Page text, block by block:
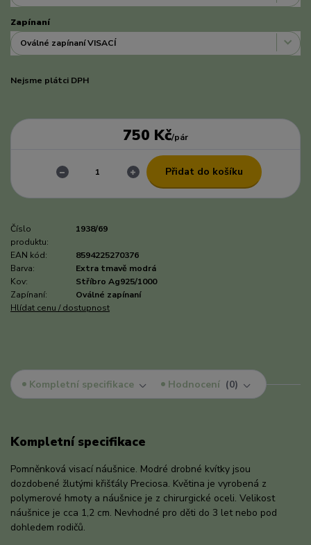
Zapínaní
Nejsme plátci DPH
750 Kč/pár
Přidat do košíku
Číslo
produktu:
1938/69
EAN kód:
8594225270376
Barva:
Extra tmavě modrá
Kov:
Stříbro Ag925/1000
Zapínaní:
Oválné zapínaní
Hlídat cenu / dostupnost
Kompletní specifikace Hodnocení 0
Kompletní specifikace
Pomněnková visací náušnice. Modré drobné kvítky jsou
dozdobené žlutými křišťály Preciosa. Květina je vyrobená z
polymerové hmoty a náušnice je z chirurgické oceli. Velikost
náušnice je cca 1,2 cm. Nevhodné pro děti do 3 let nebo pod
dohledem rodičů.